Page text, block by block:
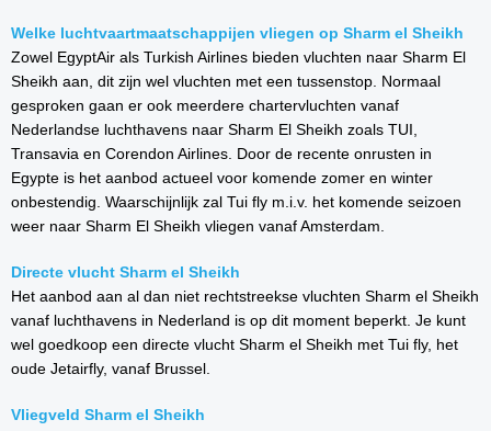
Welke luchtvaartmaatschappijen vliegen op Sharm el Sheikh
Zowel EgyptAir als Turkish Airlines bieden vluchten naar Sharm El
Sheikh aan, dit zijn wel vluchten met een tussenstop. Normaal
gesproken gaan er ook meerdere chartervluchten vanaf
Nederlandse luchthavens naar Sharm El Sheikh zoals TUI,
Transavia en Corendon Airlines. Door de recente onrusten in
Egypte is het aanbod actueel voor komende zomer en winter
onbestendig. Waarschijnlijk zal Tui fly m.i.v. het komende seizoen
weer naar Sharm El Sheikh vliegen vanaf Amsterdam.
Directe vlucht Sharm el Sheikh
Het aanbod aan al dan niet rechtstreekse vluchten Sharm el Sheikh
vanaf luchthavens in Nederland is op dit moment beperkt. Je kunt
wel goedkoop een directe vlucht Sharm el Sheikh met Tui fly, het
oude Jetairfly, vanaf Brussel.
Vliegveld Sharm el Sheikh